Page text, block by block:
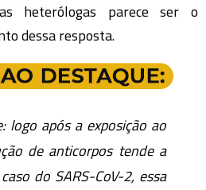
heterólogas parece ser o
dessa resposta.
logo após a exposição ao
de anticorpos tende a
do SARS-CoV-2, essa